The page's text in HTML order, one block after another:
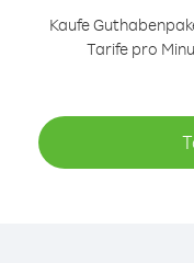
Kaufe
Tarife pro